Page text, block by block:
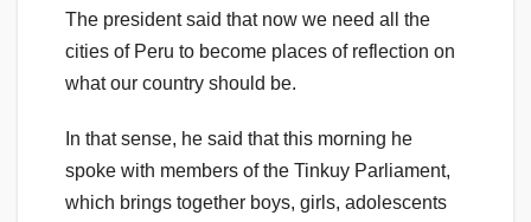
The president said that now we need all the
cities of Peru to become places of reflection on
what our country should be.
In that sense, he said that this morning he
spoke with members of the Tinkuy Parliament,
which brings together boys, girls, adolescents